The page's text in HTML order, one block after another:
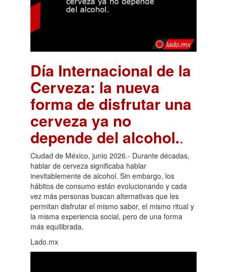
Día Internacional de la
Cerveza: la nueva
forma de disfrutar una
cerveza ya no
depende del alcohol..
Ciudad de México, junio 2026.- Durante décadas,
hablar de cerveza significaba hablar
inevitablemente de alcohol. Sin embargo, los
hábitos de consumo están evolucionando y cada
vez más personas buscan alternativas que les
permitan disfrutar el mismo sabor, el mismo ritual y
la misma experiencia social, pero de una forma
más equilibrada.
Lado.mx